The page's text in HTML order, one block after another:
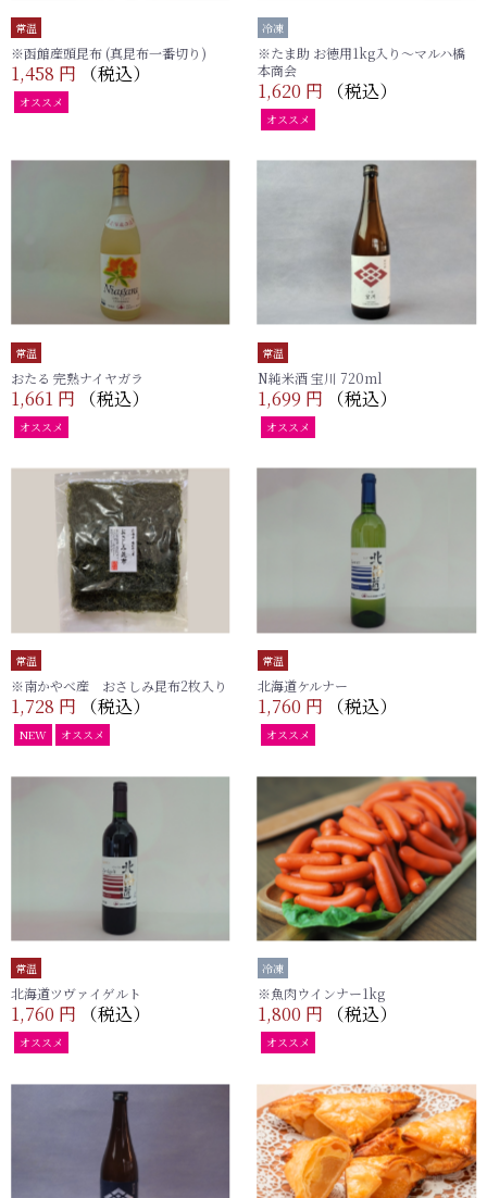
常温
※函館産頭昆布 (真昆布一番切り)
1,458 円 （税込）
オススメ
冷凍
※たま助 お徳用1kg入り～マルハ橋
本商会
1,620 円 （税込）
オススメ
常温
おたる 完熟ナイヤガラ
1,661 円 （税込）
オススメ
常温
N純米酒 宝川 720ml
1,699 円 （税込）
オススメ
常温
※南かやべ産 おさしみ昆布2枚入り
1,728 円 （税込）
NEW オススメ
常温
北海道ケルナー
1,760 円 （税込）
オススメ
常温
北海道ツヴァイゲルト
1,760 円 （税込）
オススメ
冷凍
※魚肉ウインナー1kg
1,800 円 （税込）
オススメ